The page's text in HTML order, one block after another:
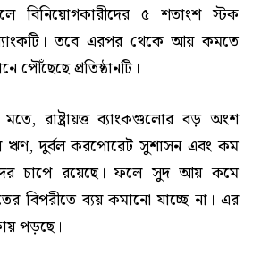
বিনিয়োগকারীদের ৫ শতাংশ স্টক
তবে এরপর থেকে আয় কমতে
প্রতিষ্ঠানটি।
মতে, রাষ্ট্রায়ত্ত ব্যাংকগুলোর বড় অংশ
ঋণ, দুর্বল করপোরেট সুশাসন এবং কম
চাপে রয়েছে। ফলে সুদ আয় কমে
বিপরীতে ব্যয় কমানো যাচ্ছে না। এর
পড়ছে।